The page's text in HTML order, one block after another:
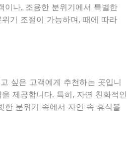
이나, 조용한 분위기에서 특별한
기 조절이 가능하며, 때에 따라
싶은 고객에게 추천하는 곳입니
제공합니다. 특히, 자연 친화적인
한 분위기 속에서 자연 속 휴식을